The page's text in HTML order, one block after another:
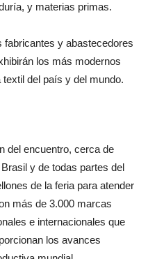
y materias primas.
fabricantes y abastecedores
los más modernos
del país y del mundo.
del encuentro, cerca de
y de todas partes del
de la feria para atender
más de 3.000 marcas
e internacionales que
los avances